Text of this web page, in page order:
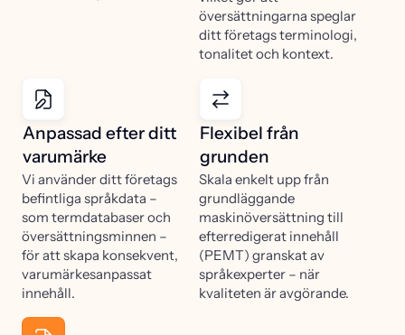
översättningarna speglar
ditt företags terminologi,
tonalitet och kontext.
Anpassad efter ditt
varumärke
Vi använder ditt företags
befintliga språkdata –
som termdatabaser och
översättningsminnen –
för att skapa konsekvent,
varumärkesanpassat
innehåll.
Flexibel från
grunden
Skala enkelt upp från
grundläggande
maskinöversättning till
efterredigerat innehåll
(PEMT) granskat av
språkexperter – när
kvaliteten är avgörande.